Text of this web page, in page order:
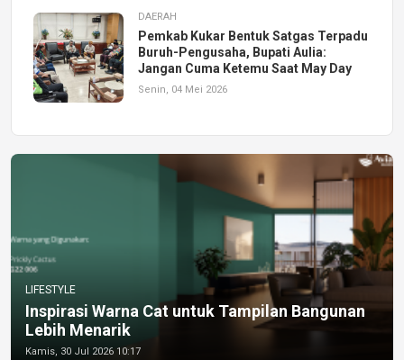
DAERAH
Pemkab Kukar Bentuk Satgas Terpadu
Buruh-Pengusaha, Bupati Aulia:
Jangan Cuma Ketemu Saat May Day
Senin, 04 Mei 2026
LIFESTYLE
Inspirasi Warna Cat untuk Tampilan Bangunan
Lebih Menarik
Kamis, 30 Jul 2026 10:17